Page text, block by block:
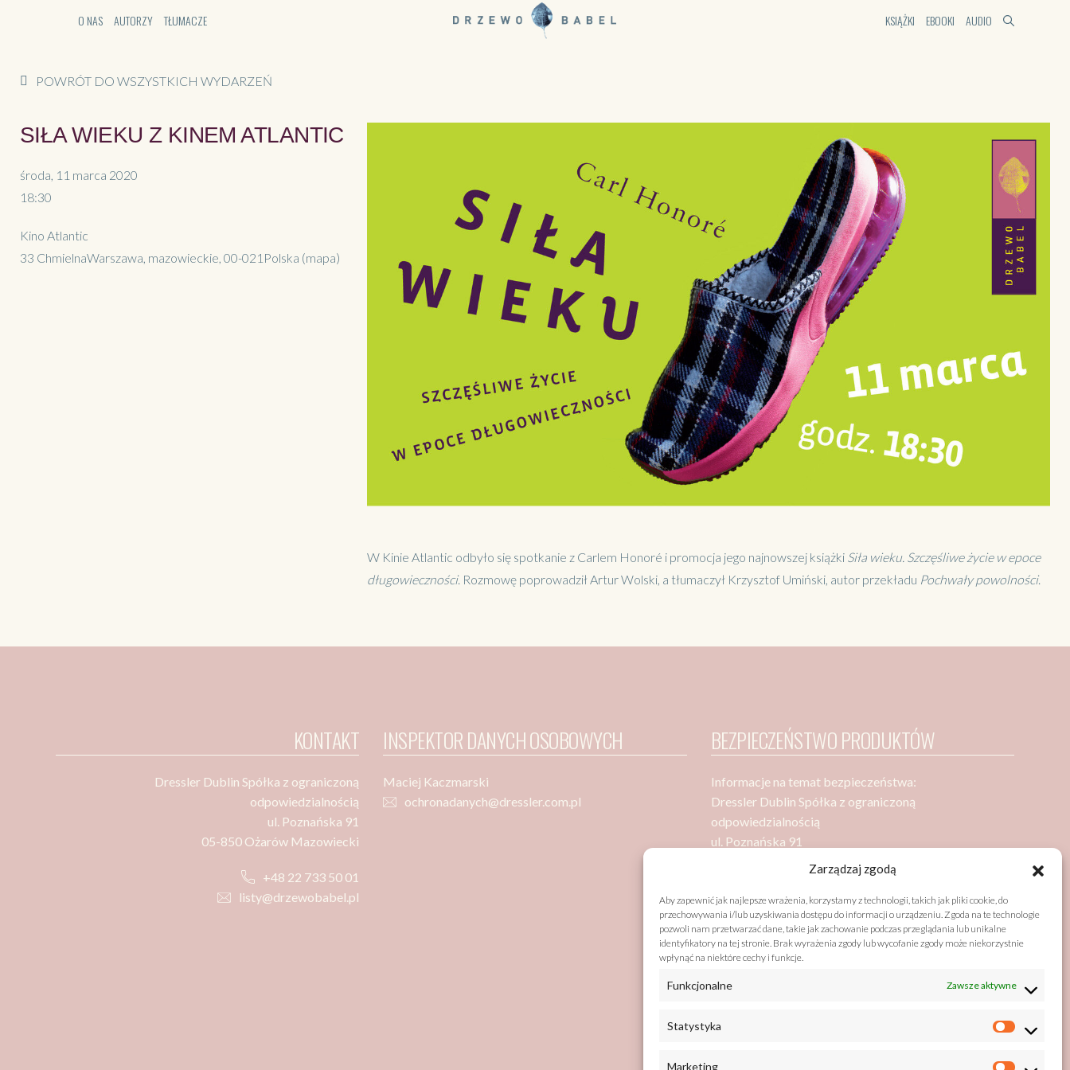
Zarządzaj zgodą
Aby zapewnić jak najlepsze wrażenia, korzystamy z technologii, takich jak pliki cookie, do
przechowywania i/lub uzyskiwania dostępu do informacji o urządzeniu. Zgoda na te technologie
pozwoli nam przetwarzać dane, takie jak zachowanie podczas przeglądania lub unikalne
identyfikatory na tej stronie. Brak wyrażenia zgody lub wycofanie zgody może niekorzystnie
wpłynąć na niektóre cechy i funkcje.
Funkcjonalne Zawsze aktywne
Statystyka
Marketing
O NAS AUTORZY TŁUMACZE KSIĄŻKI EBOOKI AUDIO
POWRÓT DO WSZYSTKICH WYDARZEŃ
SIŁA WIEKU Z KINEM ATLANTIC
środa, 11 marca 2020
18:30
Kino Atlantic
33 ChmielnaWarszawa, mazowieckie, 00-021 Polska (mapa)
W Kinie Atlantic odbyło się spotkanie z Carlem Honoré i promocja jego najnowszej książki Siła wieku. Szczęśliwe życie w epoce
długowieczności. Rozmowę poprowadził Artur Wolski, a tłumaczył Krzysztof Umiński, autor przekładu Pochwały powolności.
KONTAKT
Dressler Dublin Spółka z ograniczoną
odpowiedzialnością
ul. Poznańska 91
05-850 Ożarów Mazowiecki
+48 22 733 50 01
listy@drzewobabel.pl
INSPEKTOR DANYCH OSOBOWYCH
Maciej Kaczmarski
ochronadanych@dressler.com.pl
BEZPIECZEŃSTWO PRODUKTÓW
Informacje na temat bezpieczeństwa:
Dressler Dublin Spółka z ograniczoną
odpowiedzialnością
ul. Poznańska 91
05-850 Ożarów Mazowiecki
Bezpieczeństwo zgodne z GPSR (General Product
Safety Regulation)